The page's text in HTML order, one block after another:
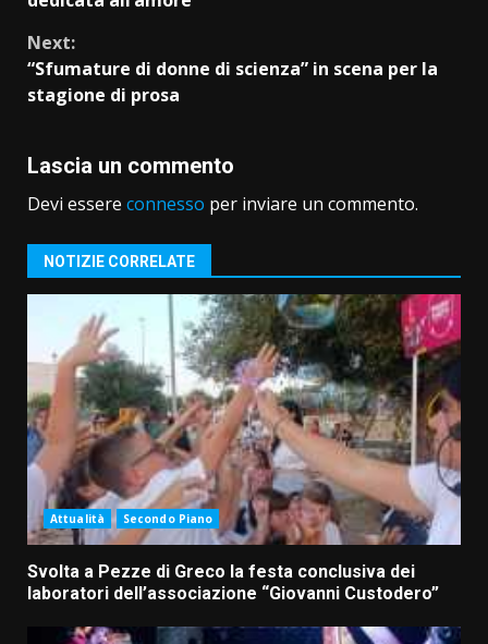
Next:
“Sfumature di donne di scienza” in scena per la
stagione di prosa
Lascia un commento
Devi essere connesso per inviare un commento.
NOTIZIE CORRELATE
Attualità Secondo Piano
Svolta a Pezze di Greco la festa conclusiva dei
laboratori dell’associazione “Giovanni Custodero”